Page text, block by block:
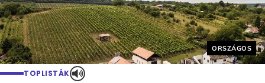
Helyszín
ORSZÁGOS
TOPLISTÁK